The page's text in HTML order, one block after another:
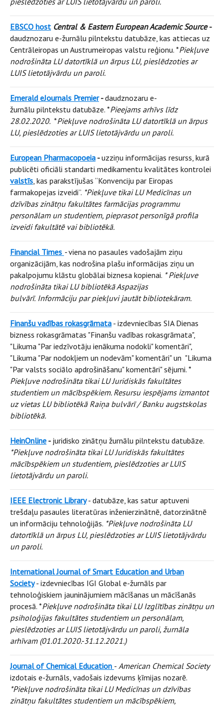
EBSCO host Central & Eastern European Academic Source-
daudznozaru e-žurnālu pilntekstu datubāze, kas attiecas uz
Centrāleiropas un Austrumeiropas valstu reģionu. *Piekļuve
nodrošināta LU datortīklā un ārpus LU, pieslēdzoties ar
LUIS lietotājvārdu un paroli.
Emerald eJournals Premier-daudznozaru e-
žurnālu pilntekstu datubāze. *Pieejams arhīvs līdz
28.02.2020. *Piekļuve nodrošināta LU datortīklā un ārpus
LU, pieslēdzoties ar LUIS lietotājvārdu un paroli.
European Pharmacopoeia -uzziņu informācijas resurss, kurā
publicēti oficiāli standarti medikamentu kvalitātes kontrolei
valstīs, kas parakstījušas “Konvenciju par Eiropas
farmakopejas izveidi”. *Piekļuve tikai LU Medicīnas un
dzīvības zinātņu fakultātes farmācijas programmu
personālam un studentiem, pieprasot personīgā profila
izveidi fakultātē vai bibliotēkā.
Financial Times -viena no pasaules vadošajām ziņu
organizācijām, kas nodrošina plašu informācijas ziņu un
pakalpojumu klāstu globālai biznesa kopienai. * Piekļuve
nodrošināta tikai LU bibliotēkā Aspazijas
bulvārī. Informāciju par piekļuvi jautāt bibliotekāram.
Finanšu vadības rokasgrāmata - izdevniecības SIA Dienas
bizness rokasgrāmatas "Finanšu vadības rokasgrāmata",
"Likuma "Par iedzīvotāju ienākuma nodokli" komentāri",
"Likuma "Par nodokļiem un nodevām" komentāri" un "Likuma
"Par valsts sociālo apdrošināšanu" komentāri" sējumi. *
Piekļuve nodrošināta tikai LU Juridiskās fakultātes
studentiem un mācībspēkiem. Resursu iespējams izmantot
uz vietas LU bibliotēkā Raiņa bulvārī / Banku augstskolas
bibliotēkā.
HeinOnline - juridisko zinātņu žurnālu pilntekstu datubāze.
*Piekļuve nodrošināta tikai LU Juridiskās fakultātes
mācībspēkiem un studentiem, pieslēdzoties ar LUIS
lietotājvārdu un paroli.
IEEE Electronic Library- datubāze, kas satur aptuveni
trešdaļu pasaules literatūras inženierzinātnē, datorzinātnē
un informāciju tehnoloģijās. *Piekļuve nodrošināta LU
datortīklā un ārpus LU, pieslēdzoties ar LUIS lietotājvārdu
un paroli.
International Journal of Smart Education and Urban
Society- izdevniecības IGI Global e-žurnāls par
tehnoloģiskiem jauninājumiem mācīšanas un mācīšanās
procesā. *Piekļuve nodrošināta tikai LU Izglītības zinātņu un
psiholoģijas fakultātes studentiem un personālam,
pieslēdzoties ar LUIS lietotājvārdu un paroli, žurnāla
arhīvam (01.01.2020.-31.12.2021.)
Journal of Chemical Education - American Chemical Society
izdotais e-žurnāls, vadošais izdevums ķīmijas nozarē.
*Piekļuve nodrošināta tikai LU Medicīnas un dzīvības
zinātņu fakultātes studentiem un mācībspēkiem,